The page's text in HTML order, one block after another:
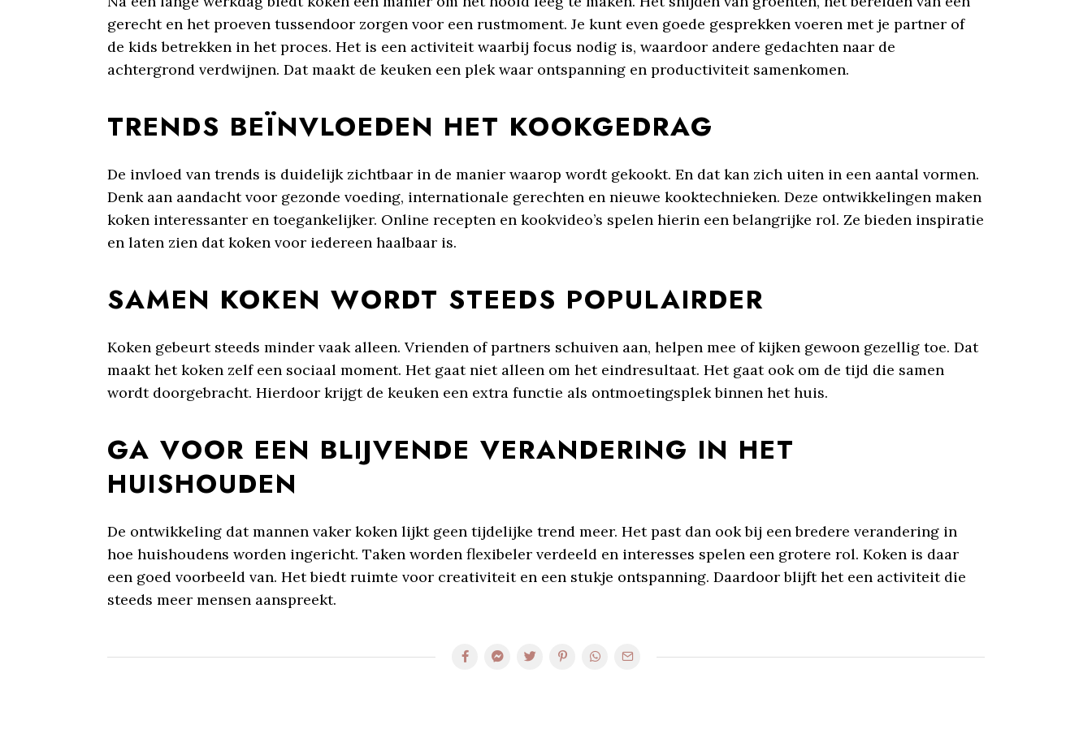
gerecht en het proeven tussendoor zorgen voor een rustmoment. Je kunt even goede gesprekken voeren met je partner of
de kids betrekken in het proces. Het is een activiteit waarbij focus nodig is, waardoor andere gedachten naar de
achtergrond verdwijnen. Dat maakt de keuken een plek waar ontspanning en productiviteit samenkomen.
TRENDS BEÏNVLOEDEN HET KOOKGEDRAG
De invloed van trends is duidelijk zichtbaar in de manier waarop wordt gekookt. En dat kan zich uiten in een aantal vormen.
Denk aan aandacht voor gezonde voeding, internationale gerechten en nieuwe kooktechnieken. Deze ontwikkelingen maken
koken interessanter en toegankelijker. Online recepten en kookvideo’s spelen hierin een belangrijke rol. Ze bieden inspiratie
en laten zien dat koken voor iedereen haalbaar is.
SAMEN KOKEN WORDT STEEDS POPULAIRDER
Koken gebeurt steeds minder vaak alleen. Vrienden of partners schuiven aan, helpen mee of kijken gewoon gezellig toe. Dat
maakt het koken zelf een sociaal moment. Het gaat niet alleen om het eindresultaat. Het gaat ook om de tijd die samen
wordt doorgebracht. Hierdoor krijgt de keuken een extra functie als ontmoetingsplek binnen het huis.
GA VOOR EEN BLIJVENDE VERANDERING IN HET
HUISHOUDEN
De ontwikkeling dat mannen vaker koken lijkt geen tijdelijke trend meer. Het past dan ook bij een bredere verandering in
hoe huishoudens worden ingericht. Taken worden flexibeler verdeeld en interesses spelen een grotere rol. Koken is daar
een goed voorbeeld van. Het biedt ruimte voor creativiteit en een stukje ontspanning. Daardoor blijft het een activiteit die
steeds meer mensen aanspreekt.